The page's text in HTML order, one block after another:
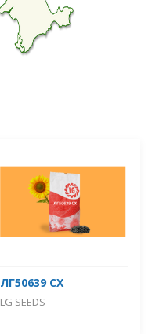
ЛГ50639 СХ
LG SEEDS